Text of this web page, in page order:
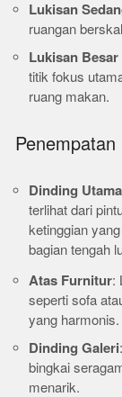
Lukisan
ruangan
Lukisan Besar
titik fokus
ruang makan.
Penempatan
Dinding Utama
terlihat dari
ketinggian
bagian tengah
Atas Furnitur:
seperti sofa
yang harmonis.
Dinding Galeri
bingkai
menarik.